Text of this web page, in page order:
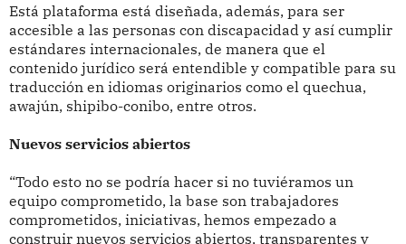
Está plataforma está diseñada, además, para ser
accesible a las personas con discapacidad y así cumplir
estándares internacionales, de manera que el
contenido jurídico será entendible y compatible para su
traducción en idiomas originarios como el quechua,
awajún, shipibo-conibo, entre otros.
Nuevos servicios abiertos
“Todo esto no se podría hacer si no tuviéramos un
equipo comprometido, la base son trabajadores
comprometidos, iniciativas, hemos empezado a
construir nuevos servicios abiertos, transparentes y